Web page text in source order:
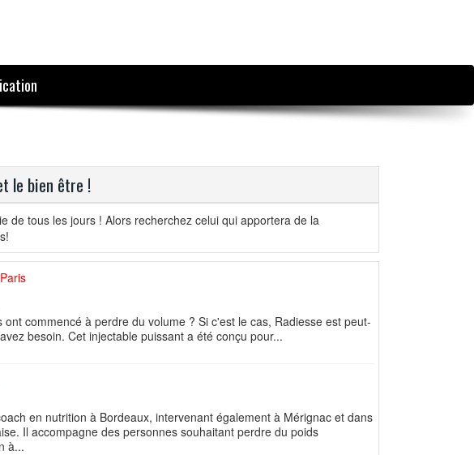
le bien être !
de tous les jours ! Alors recherchez celui qui apportera de la
commencé à perdre du volume ? Si c'est le cas, Radiesse est peut-
besoin. Cet injectable puissant a été conçu pour...
en nutrition à Bordeaux, intervenant également à Mérignac et dans
Il accompagne des personnes souhaitant perdre du poids
à...